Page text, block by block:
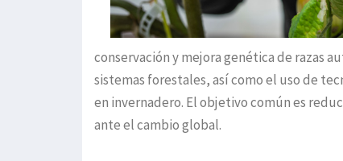
conservación y mejora genética de razas
sistemas forestales, así como el uso de
en invernadero. El objetivo común es
ante el cambio global.